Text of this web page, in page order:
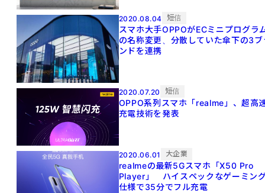
2020.08.04 短信
スマホ大手OPPOがECミニプログラ
の名称変更、分散していた傘下の3ブ
ンドを連携
2020.07.20 短信
OPPO系列スマホ「realme」、超高
充電技術を発表
2020.06.01 大企業
realmeの最新5Gスマホ「X50 Pro
Player」 ハイスペックなゲーミン
仕様で35分でフル充電